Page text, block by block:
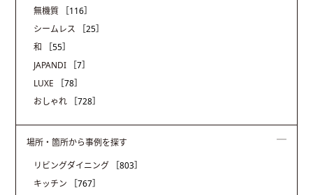
無機質
［116］
シームレス
［25］
和
［55］
JAPANDI
［7］
LUXE
［78］
おしゃれ
［728］
場所・箇所から事例を探す
リビングダイニング
［803］
キッチン
［767］